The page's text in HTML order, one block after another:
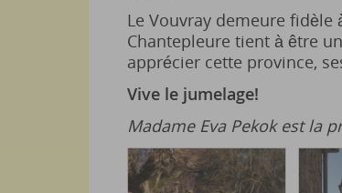
Le Vouvray demeure fidèle
Chantepleure tient à être
apprécier cette province,
Vive le jumelage!
Madame Eva Pekok est la